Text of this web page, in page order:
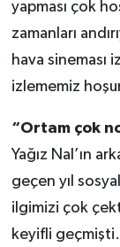
yapması çok
zamanları
hava sineması
izlememiz
“Ortam çok
Yağız Nal’ın
geçen yıl
ilgimizi çok
keyifli geçmişti.